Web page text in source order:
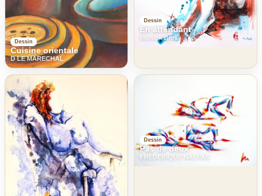
Dessin
Cuisine orientale
D LE MARECHAL
Dessin
En attendant
Monick Bres
Dessin
Pas de deux
FREDERIQUE NALPAS